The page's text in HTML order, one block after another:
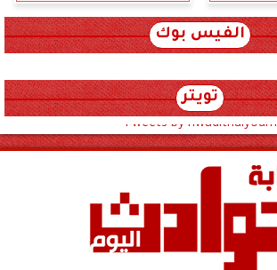
الفيس بوك
تويتر
Tweets by hwadithalyoum